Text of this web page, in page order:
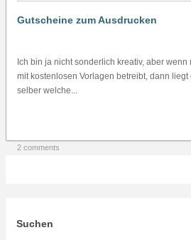
Gutscheine zum Ausdrucken
Ich bin ja nicht sonderlich kreativ, aber
mit kostenlosen Vorlagen betreibt, dann liegt
selber welche...
2 comments
Suchen